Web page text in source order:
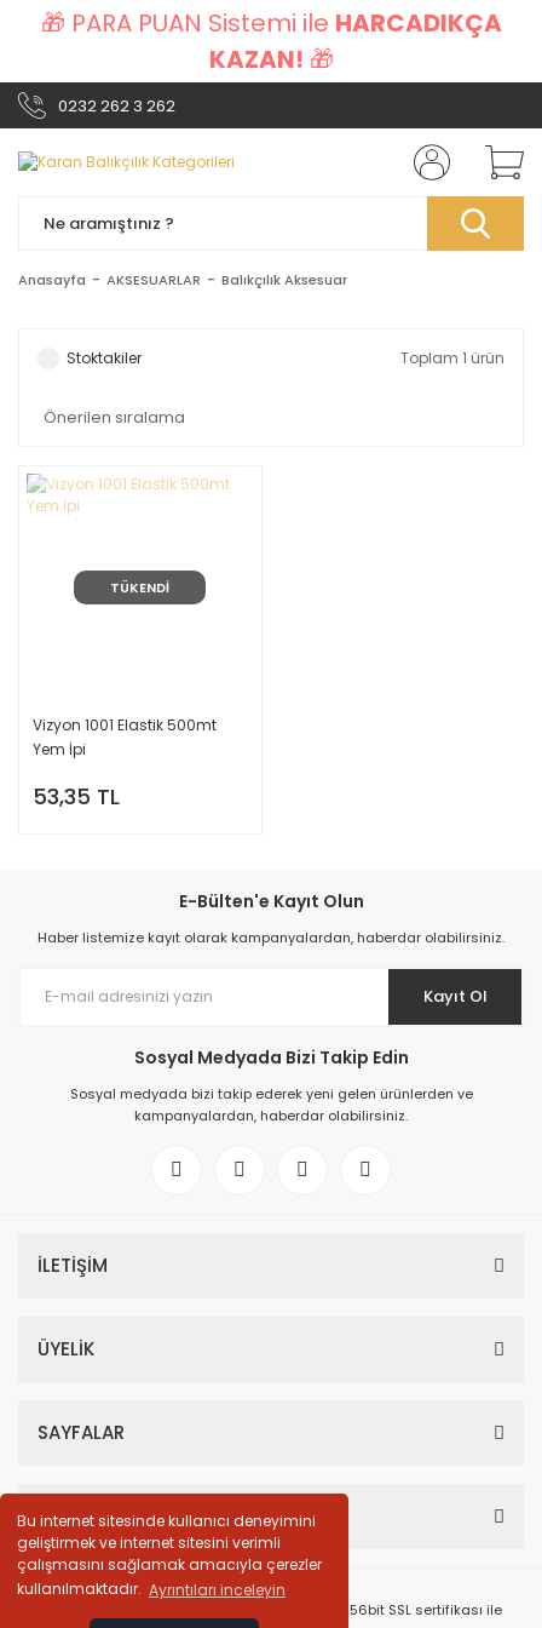
Bu internet sitesinde kullanıcı deneyimini
geliştirmek ve internet sitesini verimli
çalışmasını sağlamak amacıyla çerezler
kullanılmaktadır. Ayrıntıları inceleyin
🎁 PARA PUAN Sistemi ile HARCADIKÇA
KAZAN! 🎁
0232 262 3 262
Anasayfa AKSESUARLAR Balıkçılık Aksesuar
Stoktakiler Toplam 1 ürün
TÜKENDİ
Vizyon 1001 Elastik 500mt
Yem İpi
53,35 TL
E-Bülten'e Kayıt Olun
Haber listemize kayıt olarak kampanyalardan, haberdar olabilirsiniz.
Kayıt Ol
Sosyal Medyada Bizi Takip Edin
Sosyal medyada bizi takip ederek yeni gelen ürünlerden ve
kampanyalardan, haberdar olabilirsiniz.
İLETİŞİM
ÜYELİK
SAYFALAR
HESABIM
© Tüm Hakları Saklıdır. Kredi kartı bilgileriniz 256bit SSL sertifikası ile